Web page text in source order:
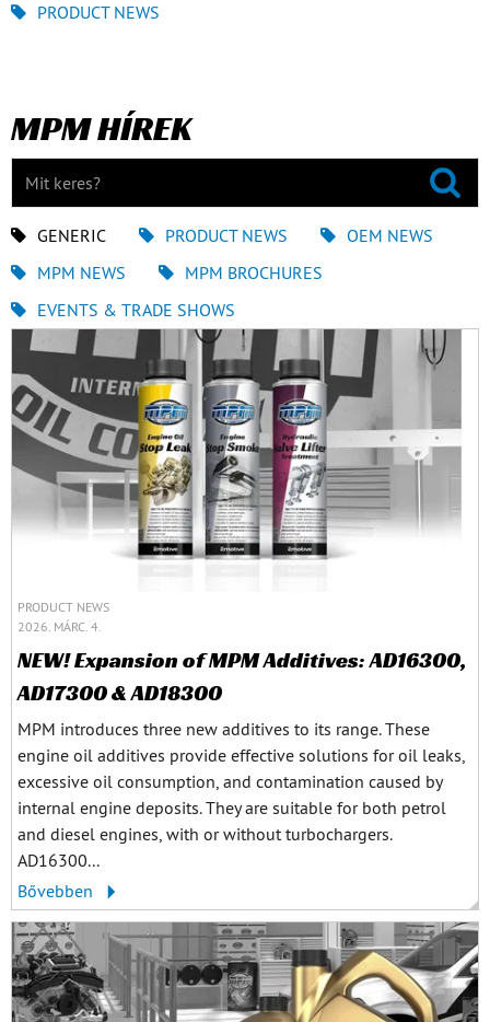
PRODUCT NEWS
MPM HÍREK
GENERIC PRODUCT NEWS
OEM NEWS
MPM NEWS
MPM BROCHURES
EVENTS & TRADE SHOWS
PRODUCT NEWS
2026. MÁRC. 4.
NEW! Expansion of MPM Additives: AD16300,
AD17300 & AD18300
MPM introduces three new additives to its range. These
engine oil additives provide effective solutions for oil leaks,
excessive oil consumption, and contamination caused by
internal engine deposits. They are suitable for both petrol
and diesel engines, with or without turbochargers.
AD16300...
Bővebben